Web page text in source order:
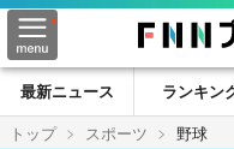
最新ニュース ランキン
トップ
スポーツ 野球